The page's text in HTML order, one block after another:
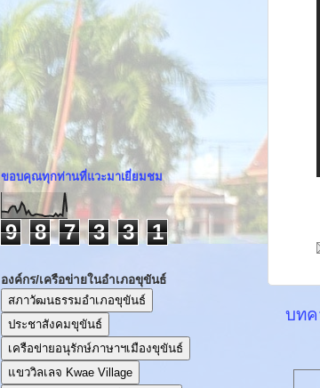
บทค
ขอบคุณทุกท่านที่แวะมาเยี่ยมชม
9 8 7 3 3 1
องค์กร/เครือข่ายในอำเภอขุขันธ์
สภาวัฒนธรรมอำเภอขุขันธ์
ประชาสังคมขุขันธ์
เครือข่ายอนุรักษ์ภาษาฯเมืองขุขันธ์
แขววิลเลจ Kwae Village